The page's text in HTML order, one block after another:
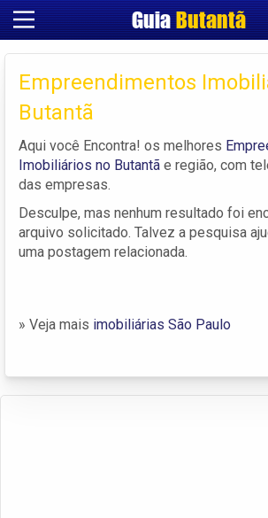
GuiaButantã
Cadastrar
Criar conta
Empreendimentos
Butantã
Aqui você Encontra! os melhores
Imobiliários no Butantã e região, com
das empresas.
Desculpe, mas nenhum resultado foi
arquivo solicitado. Talvez a pesquisa
uma postagem relacionada.
» Veja mais imobiliárias São Paulo